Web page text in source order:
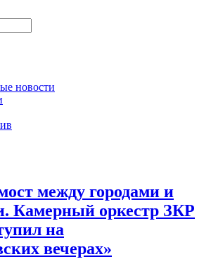
новости
между городами и
Камерный оркестр ЗКР
на
вечерах»